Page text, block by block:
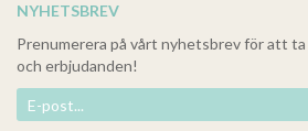
NYHETSBREV
Prenumerera på vårt nyhetsbrev för att
och erbjudanden!